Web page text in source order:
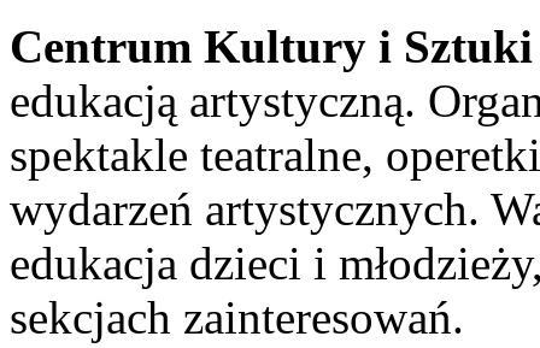
Centrum Kultury i Sztuki
edukacją artystyczną.
spektakle teatralne,
wydarzeń artystycznych.
edukacja dzieci i
sekcjach zainteresowań.